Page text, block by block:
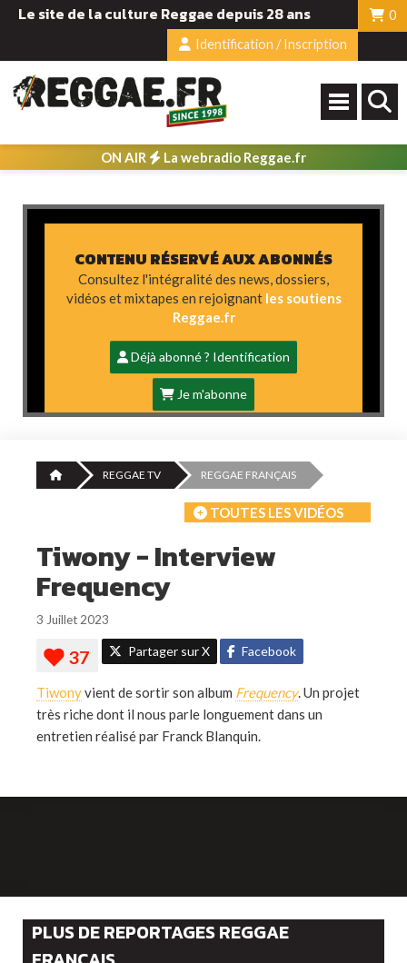
Le site de la culture Reggae depuis 28 ans
0
Identification / Inscription
ON AIR La webradio Reggae.fr
CONTENU RÉSERVÉ AUX ABONNÉS
Consultez l'intégralité des news, dossiers,
vidéos et mixtapes en rejoignant les soutiens
Reggae.fr
Déjà abonné ? Identification
Je m'abonne
REGGAE TV REGGAE FRANÇAIS
TOUTES LES VIDÉOS
Tiwony - Interview
Frequency
3 Juillet 2023
Partager sur X Facebook
Tiwonyvient de sortir son album Frequency. Un projet
très riche dont il nous parle longuement dans un
entretien réalisé par Franck Blanquin.
PLUS DE REPORTAGES REGGAE